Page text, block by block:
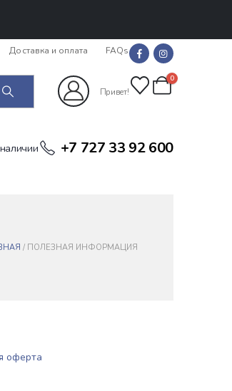
Доставка и оплата FAQs
Привет!
0
+7 727 33 92 600
/ ПОЛЕЗНАЯ ИНФОРМАЦИЯ
оферта